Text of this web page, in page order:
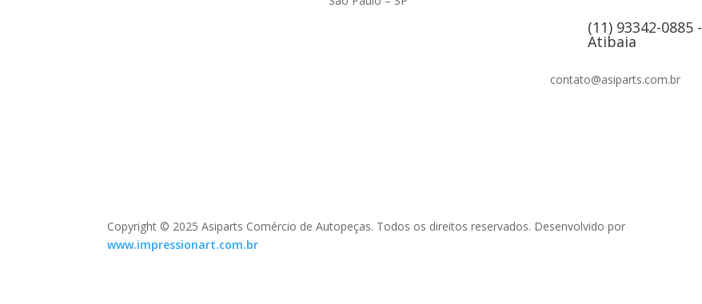
(11) 93342-0885 -
Atibaia
contato@asiparts.com.br
Copyright © 2025 Asiparts Comércio de Autopeças. Todos os direitos reservados. Desenvolvido por
www.impressionart.com.br